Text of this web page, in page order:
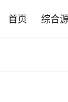
首页 综合